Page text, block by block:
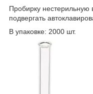
Пробирку
подвергать
В упаковке: 2000 шт.